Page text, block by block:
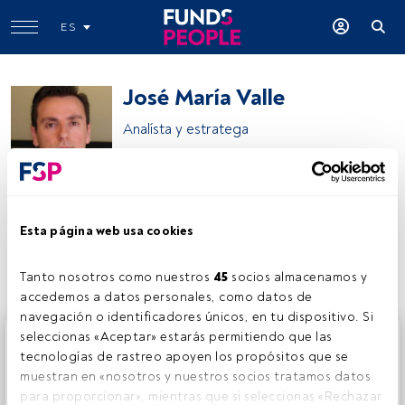
Esta página web usa cookies
Tanto nosotros como nuestros 45 socios almacenamos y
accedemos a datos personales, como datos de
navegación o identificadores únicos, en tu dispositivo. Si
seleccionas «Aceptar» estarás permitiendo que las
tecnologías de rastreo apoyen los propósitos que se
muestran en «nosotros y nuestros socios tratamos datos
para proporcionar», mientras que si seleccionas «Rechazar
ES
José María Valle
Analísta y estratega
Compartir:
Este es un artículo exclusivo para los usuarios registrados
de FundsPeople. Si ya estás registrado, accede desde el
botón Login. Si aún no tienes cuenta, te invitamos a
registrarte y disfrutar de todo el universo que ofrece